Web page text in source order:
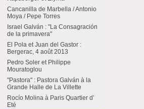
Cancanilla de Marbella / Antonio
Moya / Pepe Torres
Israel Galván : "La Consagración
de la primavera"
El Pola et Juan del Gastor :
Bergerac, 4 août 2013
Pedro Soler et Philippe
Mouratoglou
"Pastora" : Pastora Galván à la
Grande Halle de La Villette
Rocío Molina à Paris Quartier d’
Eté